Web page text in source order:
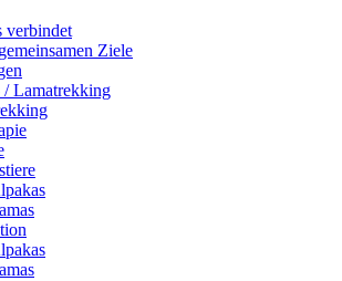
verbindet
Ziele
/ Lamatrekking